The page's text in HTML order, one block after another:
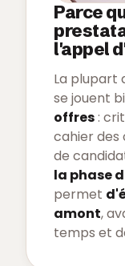
Parce
l'appel
La plupart
se jouent
offres:
cahier des
de
la phase
permet
amont,
temps et